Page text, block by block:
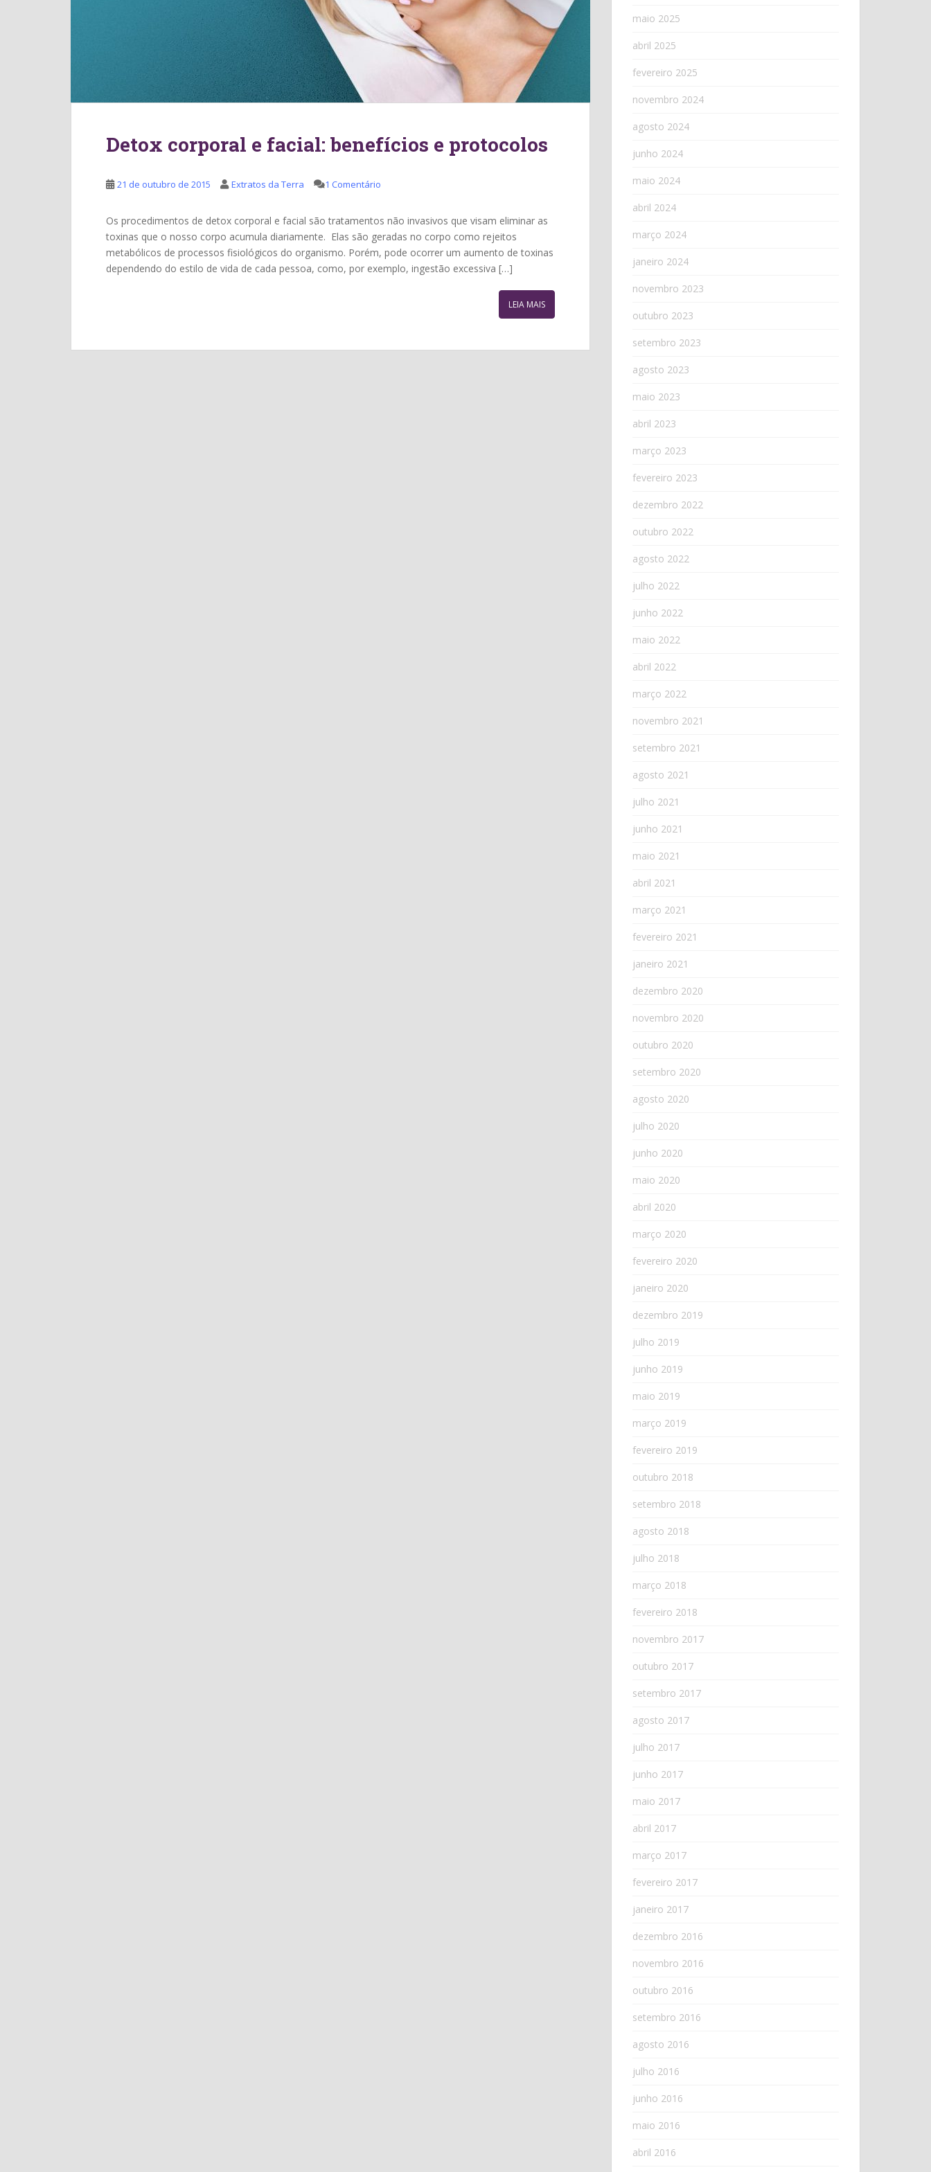
Detox corporal e facial: benefícios e protocolos
21 de outubro de 2015 Extratos da Terra 1 Comentário
Os procedimentos de detox corporal e facial são tratamentos não invasivos que visam eliminar as
toxinas que o nosso corpo acumula diariamente. Elas são geradas no corpo como rejeitos
metabólicos de processos fisiológicos do organismo. Porém, pode ocorrer um aumento de toxinas
dependendo do estilo de vida de cada pessoa, como, por exemplo, ingestão excessiva […]
LEIA MAIS
maio 2025
abril 2025
fevereiro 2025
novembro 2024
agosto 2024
junho 2024
maio 2024
abril 2024
março 2024
janeiro 2024
novembro 2023
outubro 2023
setembro 2023
agosto 2023
maio 2023
abril 2023
março 2023
fevereiro 2023
dezembro 2022
outubro 2022
agosto 2022
julho 2022
junho 2022
maio 2022
abril 2022
março 2022
novembro 2021
setembro 2021
agosto 2021
julho 2021
junho 2021
maio 2021
abril 2021
março 2021
fevereiro 2021
janeiro 2021
dezembro 2020
novembro 2020
outubro 2020
setembro 2020
agosto 2020
julho 2020
junho 2020
maio 2020
abril 2020
março 2020
fevereiro 2020
janeiro 2020
dezembro 2019
julho 2019
junho 2019
maio 2019
março 2019
fevereiro 2019
outubro 2018
setembro 2018
agosto 2018
julho 2018
março 2018
fevereiro 2018
novembro 2017
outubro 2017
setembro 2017
agosto 2017
julho 2017
junho 2017
maio 2017
abril 2017
março 2017
fevereiro 2017
janeiro 2017
dezembro 2016
novembro 2016
outubro 2016
setembro 2016
agosto 2016
julho 2016
junho 2016
maio 2016
abril 2016